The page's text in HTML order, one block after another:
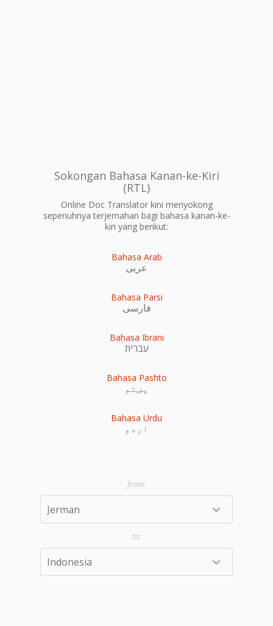
Sokongan Bahasa Kanan-ke-Kiri
(RTL)
Online Doc Translator kini menyokong
sepenuhnya terjemahan bagi bahasa kanan-ke-
kiri yang berikut:
Bahasa Arab
عربى
Bahasa Parsi
فارسی
Bahasa Ibrani
עִברִית
Bahasa Pashto
پښتو
Bahasa Urdu
اردو